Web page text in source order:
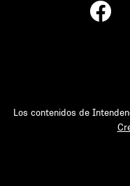
Los contenidos de